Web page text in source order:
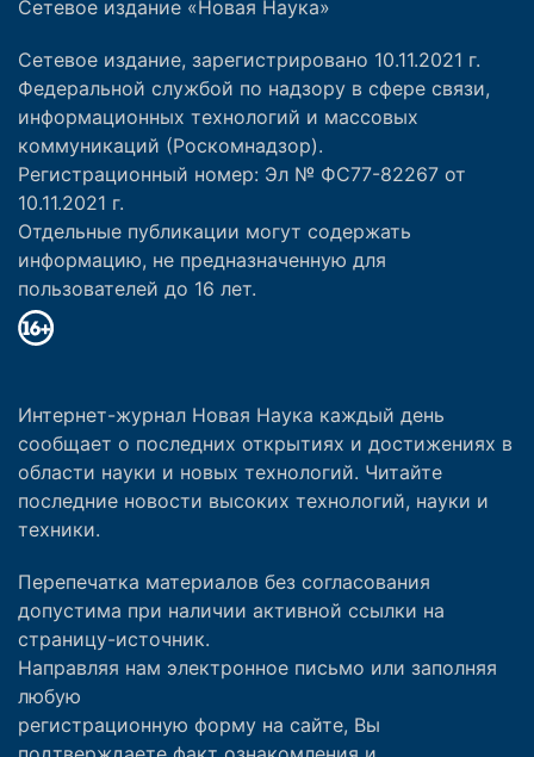
Сетевое издание «Новая Наука»
Сетевое издание, зарегистрировано 10.11.2021 г.
Федеральной службой по надзору в сфере связи,
информационных технологий и массовых
коммуникаций (Роскомнадзор).
Регистрационный номер: Эл № ФС77-82267 от
10.11.2021 г.
Отдельные публикации могут содержать
информацию, не предназначенную для
пользователей до 16 лет.
Интернет-журнал Новая Наука каждый день
сообщает о последних открытиях и достижениях в
области науки и новых технологий. Читайте
последние новости высоких технологий, науки и
техники.
Перепечатка материалов без согласования
допустима при наличии активной ссылки на
страницу-источник.
Направляя нам электронное письмо или заполняя
любую
регистрационную форму на сайте, Вы